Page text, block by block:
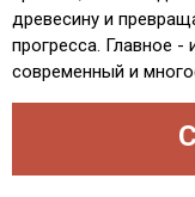
древесину и
прогресса. Главное
современный и